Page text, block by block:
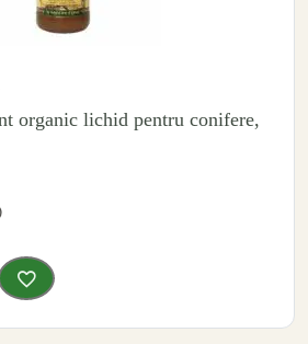
organic lichid pentru conifere,